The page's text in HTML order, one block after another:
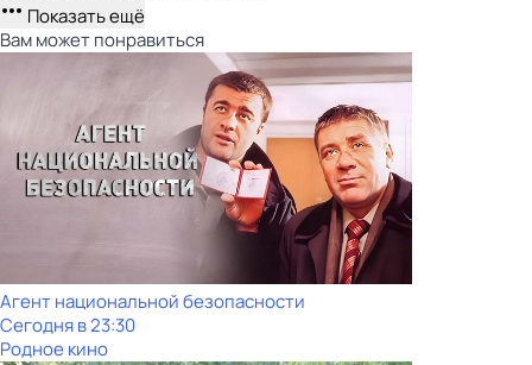
Показать ещё
Вам может понравиться
Агент национальной безопасности
Сегодня в 23:30
Родное кино